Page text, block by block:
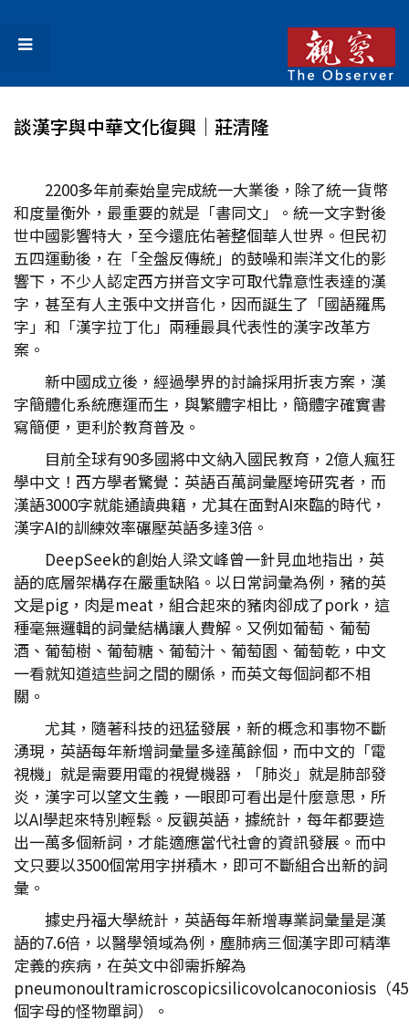
談漢字與中華文化復興│莊清隆
2200多年前秦始皇完成統一大業後，除了統一貨幣
和度量衡外，最重要的就是「書同文」。統一文字對後
世中國影響特大，至今還庇佑著整個華人世界。但民初
五四運動後，在「全盤反傳統」的鼓噪和崇洋文化的影
響下，不少人認定西方拼音文字可取代靠意性表達的漢
字，甚至有人主張中文拼音化，因而誕生了「國語羅馬
字」和「漢字拉丁化」兩種最具代表性的漢字改革方
案。
新中國成立後，經過學界的討論採用折衷方案，漢
字簡體化系統應運而生，與繁體字相比，簡體字確實書
寫簡便，更利於教育普及。
目前全球有90多國將中文納入國民教育，2億人瘋狂
學中文！西方學者驚覺：英語百萬詞彙壓垮研究者，而
漢語3000字就能通讀典籍，尤其在面對AI來臨的時代，
漢字AI的訓練效率碾壓英語多達3倍。
DeepSeek的創始人梁文峰曾一針見血地指出，英
語的底層架構存在嚴重缺陷。以日常詞彙為例，豬的英
文是pig，肉是meat，組合起來的豬肉卻成了pork，這
種毫無邏輯的詞彙結構讓人費解。又例如葡萄、葡萄
酒、葡萄樹、葡萄糖、葡萄汁、葡萄園、葡萄乾，中文
一看就知道這些詞之間的關係，而英文每個詞都不相
關。
尤其，隨著科技的迅猛發展，新的概念和事物不斷
湧現，英語每年新增詞彙量多達萬餘個，而中文的「電
視機」就是需要用電的視覺機器，「肺炎」就是肺部發
炎，漢字可以望文生義，一眼即可看出是什麼意思，所
以AI學起來特別輕鬆。反觀英語，據統計，每年都要造
出一萬多個新詞，才能適應當代社會的資訊發展。而中
文只要以3500個常用字拼積木，即可不斷組合出新的詞
彙。
據史丹福大學統計，英語每年新增專業詞彙量是漢
語的7.6倍，以醫學領域為例，塵肺病三個漢字即可精準
定義的疾病，在英文中卻需拆解為
pneumonoultramicroscopicsilicovolcanoconiosis（45
個字母的怪物單詞）。